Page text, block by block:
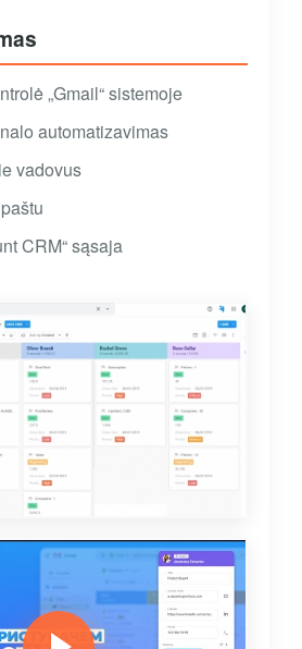
„Gmail“ sistemoje
automatizavimas
vadovus
CRM“ sąsaja